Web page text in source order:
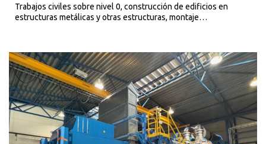
Trabajos civiles sobre nivel 0, construcción de edificios en
estructuras metálicas y otras estructuras, montaje…